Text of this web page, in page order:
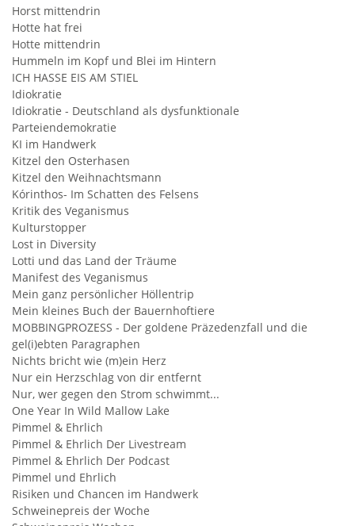
Horst mittendrin
Hotte hat frei
Hotte mittendrin
Hummeln im Kopf und Blei im Hintern
ICH HASSE EIS AM STIEL
Idiokratie
Idiokratie - Deutschland als dysfunktionale
Parteiendemokratie
KI im Handwerk
Kitzel den Osterhasen
Kitzel den Weihnachtsmann
Kórinthos- Im Schatten des Felsens
Kritik des Veganismus
Kulturstopper
Lost in Diversity
Lotti und das Land der Träume
Manifest des Veganismus
Mein ganz persönlicher Höllentrip
Mein kleines Buch der Bauernhoftiere
MOBBINGPROZESS - Der goldene Präzedenzfall und die
gel(i)ebten Paragraphen
Nichts bricht wie (m)ein Herz
Nur ein Herzschlag von dir entfernt
Nur, wer gegen den Strom schwimmt...
One Year In Wild Mallow Lake
Pimmel & Ehrlich
Pimmel & Ehrlich Der Livestream
Pimmel & Ehrlich Der Podcast
Pimmel und Ehrlich
Risiken und Chancen im Handwerk
Schweinepreis der Woche